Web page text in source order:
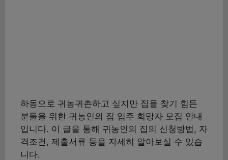
하동으로 귀농귀촌하고 싶지만 집을 찾기 힘든
분들을 위한 귀농인의 집 입주 희망자 모집 안내
입니다. 이 글을 통해 귀농인의 집의 신청방법, 자
격조건, 제출서류 등을 자세히 알아보실 수 있습
니다.